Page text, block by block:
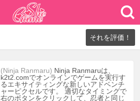
それを評価！
(Ninja Ranmaru) Ninja Ranmaruは、
k2t2.comでオンラインでゲームを実行す
るエキサイティングな新しいアドベンチ
ャーピクセルです。 適切なタイミングで
右のボタンをクリックして、忍者と同じ